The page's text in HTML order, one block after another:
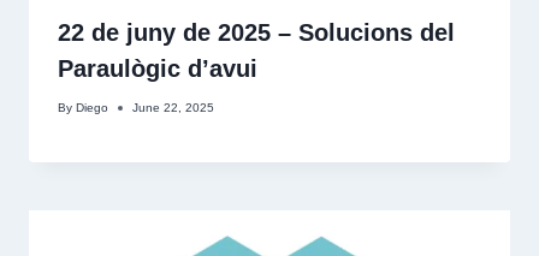
22 de juny de 2025 – Solucions del
Paraulògic d’avui
By Diego June 22, 2025